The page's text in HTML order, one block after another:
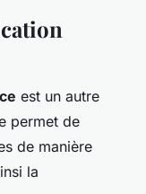
est un autre
permet de
de manière
la